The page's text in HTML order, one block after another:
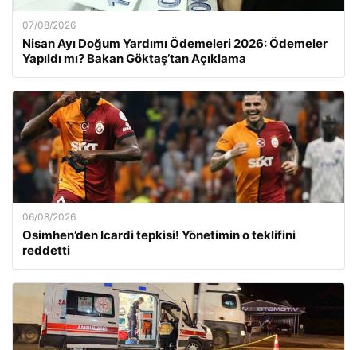
07/08/2026
Nisan Ayı Doğum Yardımı Ödemeleri 2026: Ödemeler
Yapıldı mı? Bakan Göktaş’tan Açıklama
06/08/2026
Osimhen’den Icardi tepkisi! Yönetimin o teklifini
reddetti